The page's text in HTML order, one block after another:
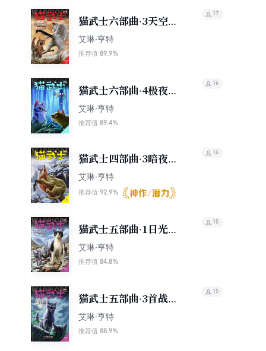
猫武士六部曲·3天空破
碎
艾琳·亨特
推荐值 89.9%
17
猫武士六部曲·4极夜无
光
艾琳·亨特
推荐值 89.4%
16
猫武士四部曲·3暗夜密
语
艾琳·亨特
推荐值 92.9%
16
猫武士五部曲·1日光小
径
艾琳·亨特
推荐值 84.8%
15
猫武士五部曲·3首战风
云
艾琳·亨特
推荐值 88.9%
15